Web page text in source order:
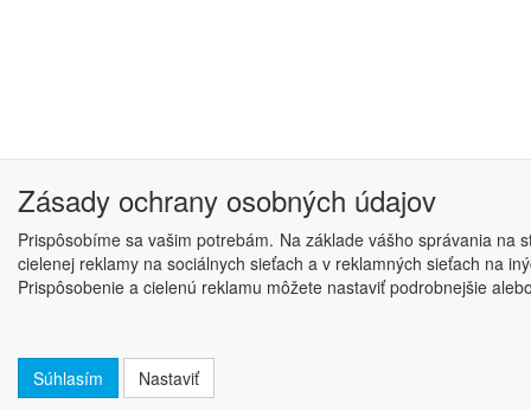
Zásady ochrany osobných údajov
Prispôsobíme sa vašim potrebám. Na základe vášho správania
cielenej reklamy na sociálnych sieťach a v reklamných sieťach na
Prispôsobenie a cielenú reklamu môžete nastaviť podrobnejšie
Súhlasím Nastaviť